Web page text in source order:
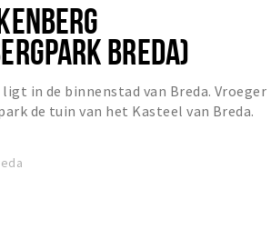
BREDA)
in de binnenstad van Breda. Vroeger
de tuin van het Kasteel van Breda.